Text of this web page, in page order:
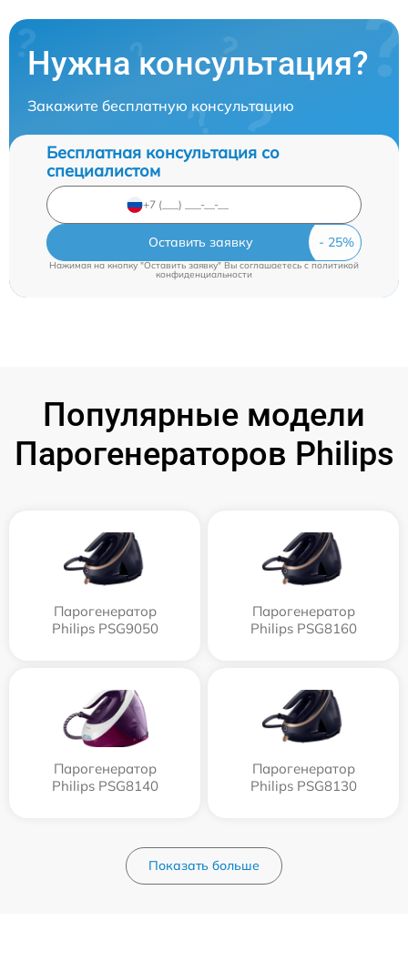
Нужна консультация?
Закажите бесплатную консультацию
Бесплатная консультация со
специалистом
Оставить заявку
Нажимая на кнопку "Оставить заявку" Вы соглашаетесь cполитикой
конфиденциальности
Популярные модели
Парогенераторов Philips
Парогенератор
Philips PSG9050
Парогенератор
Philips PSG8160
Парогенератор
Philips PSG8140
Парогенератор
Philips PSG8130
Показать больше